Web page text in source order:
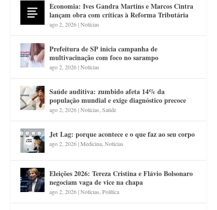
Economia: Ives Gandra Martins e Marcos Cintra
lançam obra com críticas à Reforma Tributária
ago 2, 2026|Notícias
Prefeitura de SP inicia campanha de
multivacinação com foco no sarampo
ago 2, 2026|Notícias
Saúde auditiva: zumbido afeta 14% da
população mundial e exige diagnóstico precoce
ago 2, 2026|Notícias ,Saúde
Jet Lag: porque acontece e o que faz ao seu corpo
ago 2, 2026|Medicina ,Notícias
Eleições 2026: Tereza Cristina e Flávio Bolsonaro
negociam vaga de vice na chapa
ago 2, 2026|Notícias ,Política